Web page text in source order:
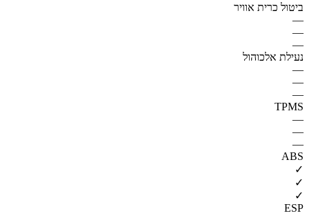
ביטול כרית אוויר
—
—
—
נעילת אלכוהול
—
—
—
TPMS
—
—
—
ABS
✓
✓
✓
ESP